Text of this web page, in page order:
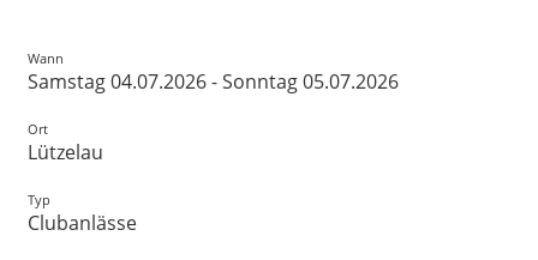
Wann
Samstag 04.07.2026 - Sonntag 05.07.2026
Ort
Lützelau
Typ
Clubanlässe